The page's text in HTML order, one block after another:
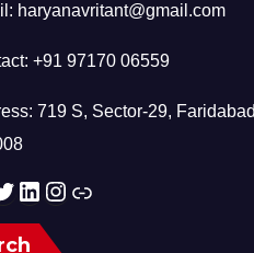
haryanavritant@gmail.com
+91 97170 06559
719 S, Sector-29,
LinkedIn Instagram Link